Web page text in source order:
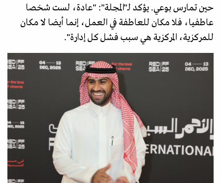
حين تمارس بوعي. يؤكد لـ"المجلة": "عادة، لست شخصا
عاطفيا، فلا مكان للعاطفة في العمل، إنما أيضا لا مكان
للمركزية، المركزية هي سبب فشل كل إدارة".